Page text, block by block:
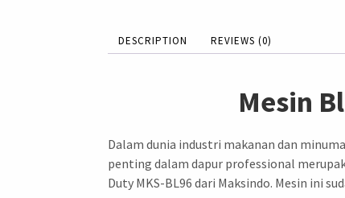
DESCRIPTION REVIEWS (0)
Mesin
Dalam dunia industri makanan dan
penting dalam dapur professional
Duty MKS-BL96 dari Maksindo. Mesin ini